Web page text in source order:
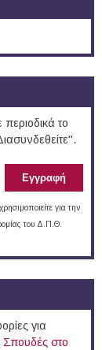
το
για την
του Δ.Π.Θ.
για
Σπουδές στο